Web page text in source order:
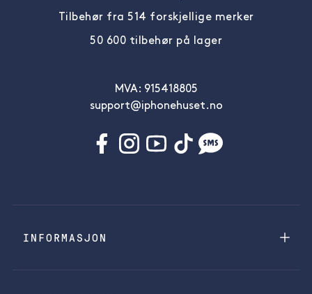
Tilbehør fra 514 forskjellige merker
50 600 tilbehør på lager
MVA: 915418805
support@iphonehuset.no
INFORMASJON